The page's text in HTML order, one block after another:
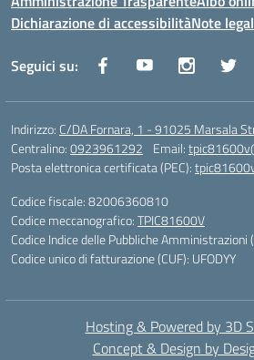
Dichiarazione di accessibilitàNote
Seguici su:
Indirizzo: C/DA Fornara, 1 - 91025 Marsala
Centralino:0923961292 Email:
Posta elettronica certificata (PEC):
Codice fiscale: 82006360810
Codice meccanografico:TPIC81600V
Codice Indice delle Pubbliche
Codice unico di fatturazione (CUF): UFODYY
Hosting & Powered by 3D
Concept & Design by